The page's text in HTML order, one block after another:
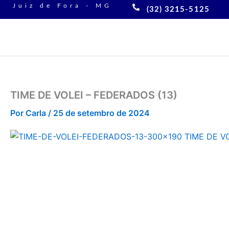
para
Juiz de Fora - MG (32) 3215-5125
TIME DE VOLEI – FEDERADOS (13)
Por Carla / 25 de setembro de 2024